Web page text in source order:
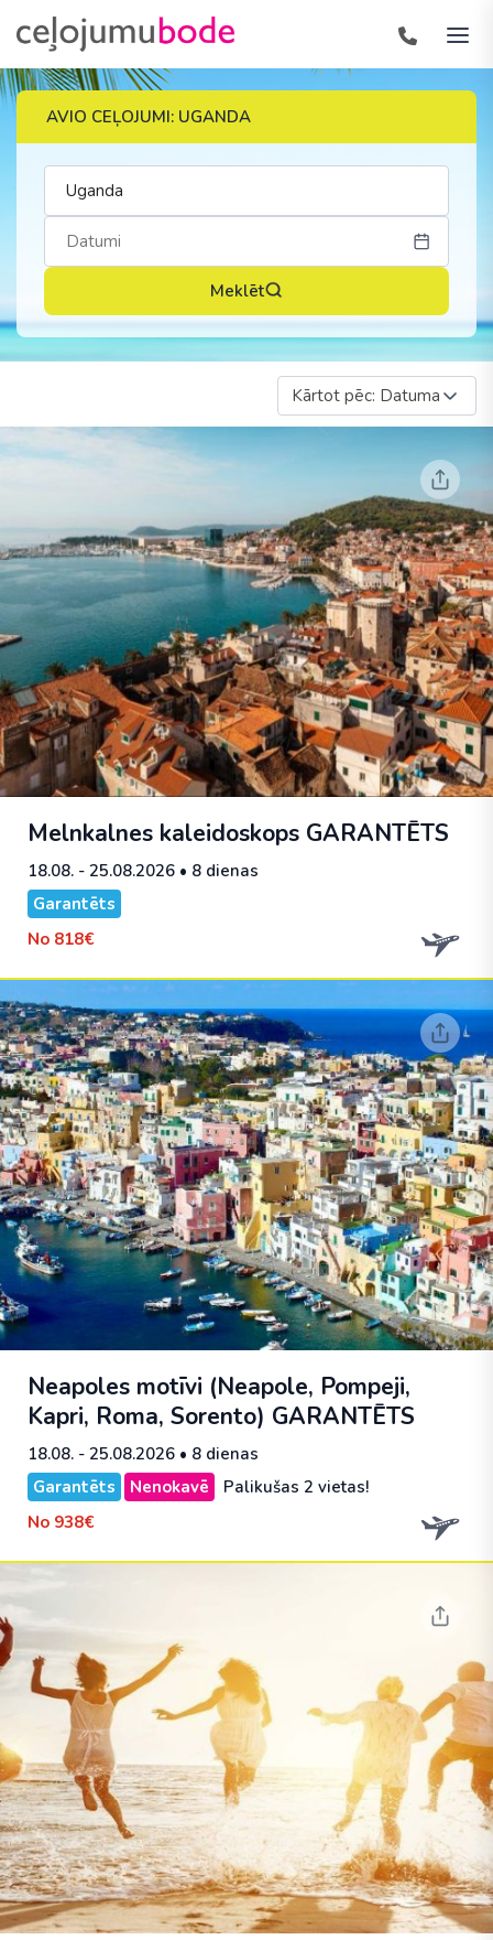
AVIO CEĻOJUMI: UGANDA
Meklēt
Kārtot pēc: Datuma
Melnkalnes kaleidoskops GARANTĒTS
18.08. - 25.08.2026 • 8 dienas
Garantēts
No 818€
Neapoles motīvi (Neapole, Pompeji,
Kapri, Roma, Sorento) GARANTĒTS
18.08. - 25.08.2026 • 8 dienas
Garantēts
Nenokavē
Palikušas 2 vietas!
No 938€